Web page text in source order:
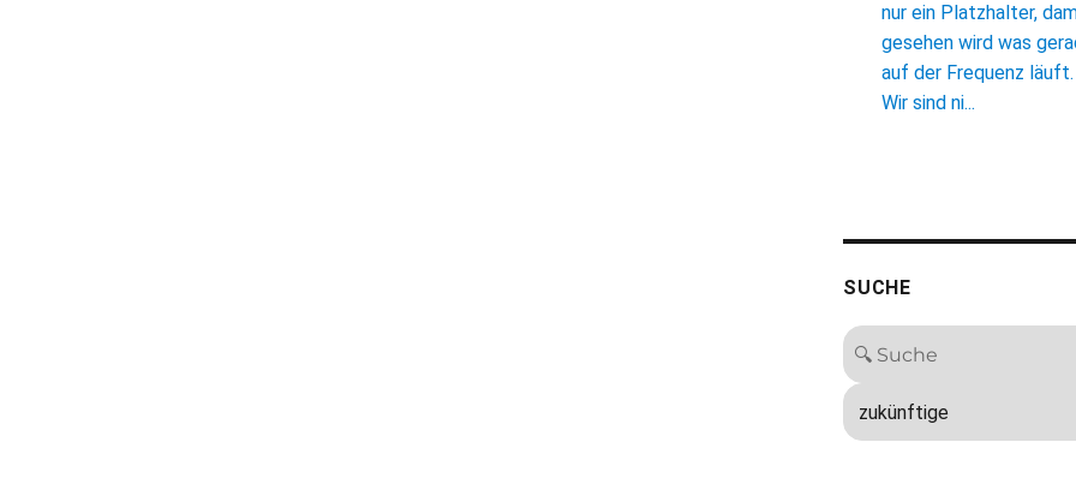
nur ein Platzhalter,
gesehen wird was
auf der Frequenz läuft.
Wir sind ni...
SUCHE